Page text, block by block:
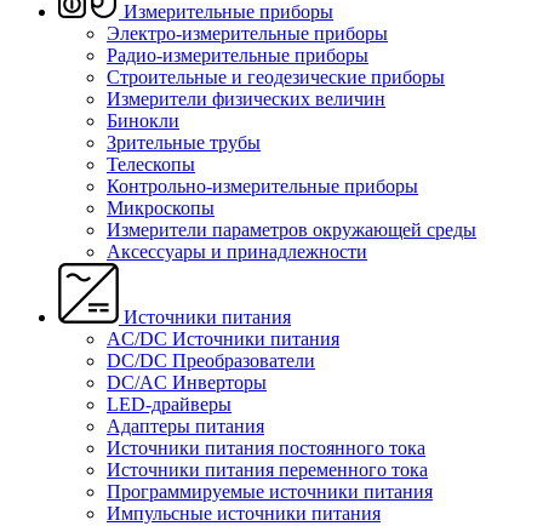
Измерительные приборы
Электро-измерительные приборы
Радио-измерительные приборы
Строительные и геодезические приборы
Измерители физических величин
Бинокли
Зрительные трубы
Телескопы
Контрольно-измерительные приборы
Микроскопы
Измерители параметров окружающей среды
Аксессуары и принадлежности
Источники питания
AC/DC Источники питания
DC/DC Преобразователи
DC/AC Инверторы
LED-драйверы
Адаптеры питания
Источники питания постоянного тока
Источники питания переменного тока
Программируемые источники питания
Импульсные источники питания